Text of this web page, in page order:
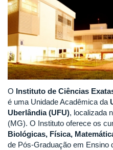
O Instituto de Ciências
é uma Unidade Acadêmica da
Uberlândia (UFU), localizada
(MG). O Instituto oferece os
Biológicas, Física,
de Pós-Graduação em Ensino